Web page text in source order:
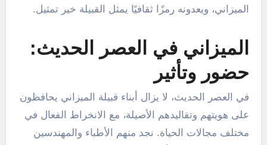
الميزاني، ويعدونه رمزًا ثقافيًا يمثل القبيلة خير تمثيل.
الميزاني في العصر الحديث:
حضور وتأثير
في العصر الحديث، لا يزال أبناء قبيلة الميزاني يحافظون
على هويتهم وتقاليدهم الأصيلة، مع الانخراط الفعال في
مختلف مجالات الحياة. نجد منهم الأطباء والمهندسين